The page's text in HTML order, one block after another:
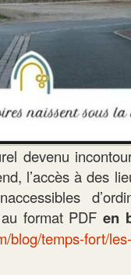
devenu
l’accès à des
format PDFen
blog/temps-fort/